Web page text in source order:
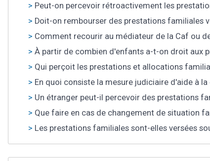
Peut-on percevoir rétroactivement les
Doit-on rembourser des prestations familiales
Comment recourir au médiateur de la Caf ou
À partir de combien d'enfants a-t-on droit aux
Qui perçoit les prestations et allocations
En quoi consiste la mesure judiciaire d'aide à
Un étranger peut-il percevoir des prestations
Que faire en cas de changement de situation
Les prestations familiales sont-elles versées